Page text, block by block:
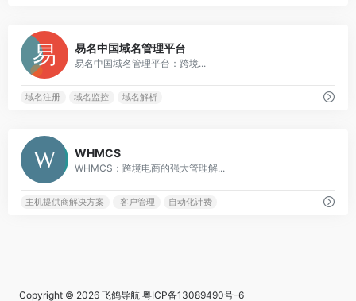
易名中国域名管理平台
易名中国域名管理平台：跨境...
域名注册 域名监控 域名解析
WHMCS
WHMCS：跨境电商的强大管理解...
主机提供商解决方案 客户管理 自动化计费
Copyright © 2026 飞鸽导航 粤ICP备13089490号-6